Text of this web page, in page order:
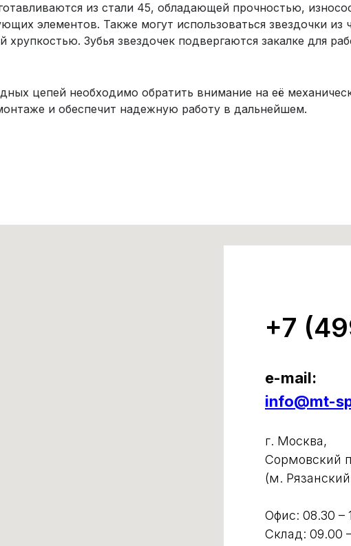
из стали 45, обладающей прочностью,
элементов. Также могут использоваться звездочки из
Зубья звездочек подвергаются закалке для
цепей необходимо обратить внимание на её
и обеспечит надежную работу в дальнейшем.
+7
e-mail:
info@mt-
г. Москва,
Сормовский
(м.
Офис: 08.30 –
Склад: 09.00